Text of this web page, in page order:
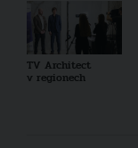
TV Architect
v regionech